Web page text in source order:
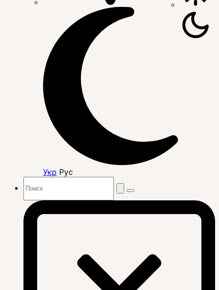
Укр Рус